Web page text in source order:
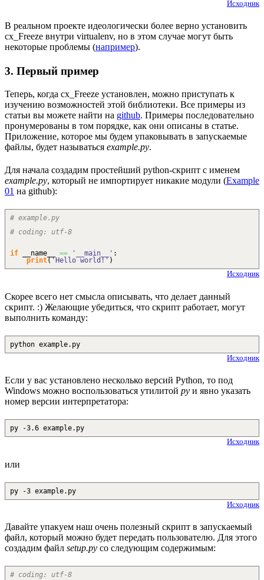
Исходник
В реальном проекте идеологически более верно установить
cx_Freeze внутри virtualenv, но в этом случае могут быть
некоторые проблемы (например).
3. Первый пример
Теперь, когда cx_Freeze установлен, можно приступать к
изучению возможностей этой библиотеки. Все примеры из
статьи вы можете найти на github. Примеры последовательно
пронумерованы в том порядке, как они описаны в статье.
Приложение, которое мы будем упаковывать в запускаемые
файлы, будет называться example.py.
Для начала создадим простейший python-скрипт с именем
example.py, который не импортирует никакие модули (Example
01 на github):
# example.py
# coding: utf-8
if __name__ == '__main__' :
print( 'Hello world!' )
Исходник
Скорее всего нет смысла описывать, что делает данный
скрипт. :) Желающие убедиться, что скрипт работает, могут
выполнить команду:
python example.py
Исходник
Если у вас установлено несколько версий Python, то под
Windows можно воспользоваться утилитой py и явно указать
номер версии интерпретатора:
py -3.6 example.py
Исходник
или
py -3 example.py
Исходник
Давайте упакуем наш очень полезный скрипт в запускаемый
файл, который можно будет передать пользователю. Для этого
создадим файл setup.py со следующим содержимым:
# coding: utf-8